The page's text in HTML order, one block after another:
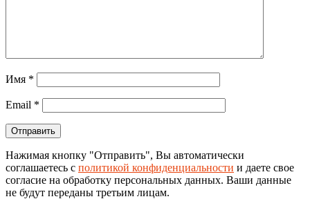
Имя *
Email *
Нажимая кнопку "Отправить", Вы автоматически
соглашаетесь с политикой конфиденциальности и даете свое
согласие на обработку персональных данных. Ваши данные
не будут переданы третьим лицам.